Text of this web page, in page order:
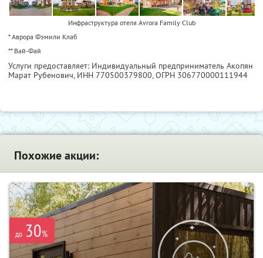
Инфраструктура отеля Avrora Family Club
* Аврора Фэмили Клаб
** Вай-Фай
Услуги предоставляет: Индивидуальный предприниматель Акопян
Марат Рубенович, ИНН 770500379800, ОГРН 306770000111944
Похожие акции:
до 30%